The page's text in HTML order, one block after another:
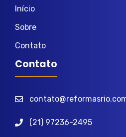
Início
Sobre
Contato
Contato
(21) 97236-2495